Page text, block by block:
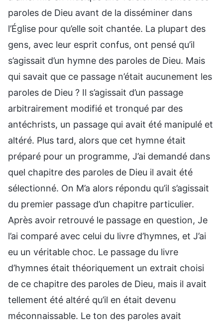
paroles de Dieu avant de la disséminer dans
l’Église pour qu’elle soit chantée. La plupart des
gens, avec leur esprit confus, ont pensé qu’il
s’agissait d’un hymne des paroles de Dieu. Mais
qui savait que ce passage n’était aucunement les
paroles de Dieu ? Il s’agissait d’un passage
arbitrairement modifié et tronqué par des
antéchrists, un passage qui avait été manipulé et
altéré. Plus tard, alors que cet hymne était
préparé pour un programme, J’ai demandé dans
quel chapitre des paroles de Dieu il avait été
sélectionné. On M’a alors répondu qu’il s’agissait
du premier passage d’un chapitre particulier.
Après avoir retrouvé le passage en question, Je
l’ai comparé avec celui du livre d’hymnes, et J’ai
eu un véritable choc. Le passage du livre
d’hymnes était théoriquement un extrait choisi
de ce chapitre des paroles de Dieu, mais il avait
tellement été altéré qu’il en était devenu
méconnaissable. Le ton des paroles avait